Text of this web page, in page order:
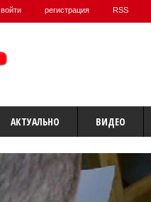
войти регистрация RSS
АКТУАЛЬНО ВИДЕО